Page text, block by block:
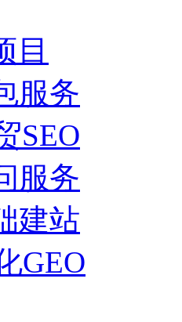
目
服务
SEO
服务
建站
GEO